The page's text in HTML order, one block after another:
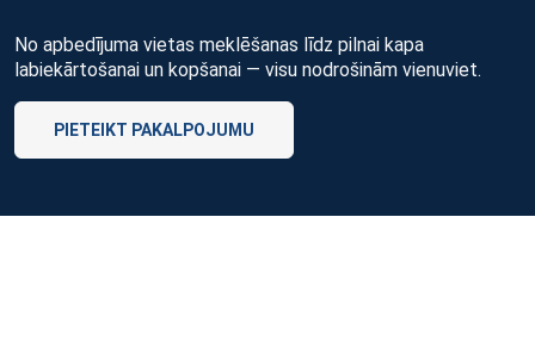
No apbedījuma vietas meklēšanas līdz pilnai kapa
labiekārtošanai un kopšanai — visu nodrošinām vienuviet.
PIETEIKT PAKALPOJUMU